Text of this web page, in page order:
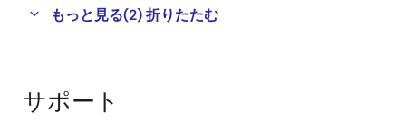
もっと見る(2)折りたたむ
サポート